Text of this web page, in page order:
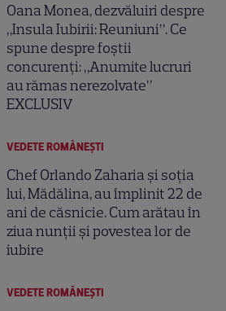
Oana Monea, dezvăluiri despre
„Insula Iubirii: Reuniuni”. Ce
spune despre foștii
concurenți: „Anumite lucruri
au rămas nerezolvate”
EXCLUSIV
VEDETE ROMÂNEŞTI
Chef Orlando Zaharia și soția
lui, Mădălina, au împlinit 22 de
ani de căsnicie. Cum arătau în
ziua nunții și povestea lor de
iubire
VEDETE ROMÂNEŞTI